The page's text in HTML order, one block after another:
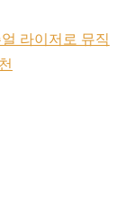
라이저로 뮤직